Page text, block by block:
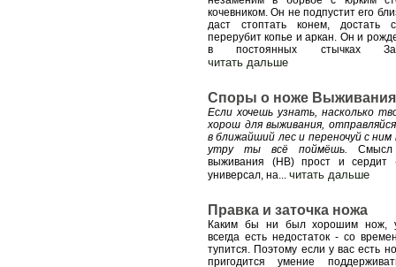
кочевником. Он не подпустит его
даст стоптать конем, достать
перерубит копье и аркан. Он и
в постоянных стычках
читать дальше
Споры о ноже Выживания
Если хочешь узнать, насколько
хорош для выживания,
в ближайший лес и переночуй с
утру ты всё поймёшь.
выживания (НВ) прост и сердит
универсал, на... читать дальше
Правка и заточка ножа
Каким бы ни был хорошим нож,
всегда есть недостаток - со
тупится. Поэтому если у вас есть
пригодится умение